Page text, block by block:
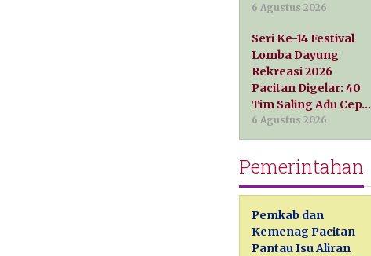
6 Agustus 2026
Seri Ke-14 Festival
Lomba Dayung
Rekreasi 2026
Pacitan Digelar: 40
Tim Saling Adu Cep…
6 Agustus 2026
Pemerintahan
Pemkab dan
Kemenag Pacitan
Pantau Isu Aliran